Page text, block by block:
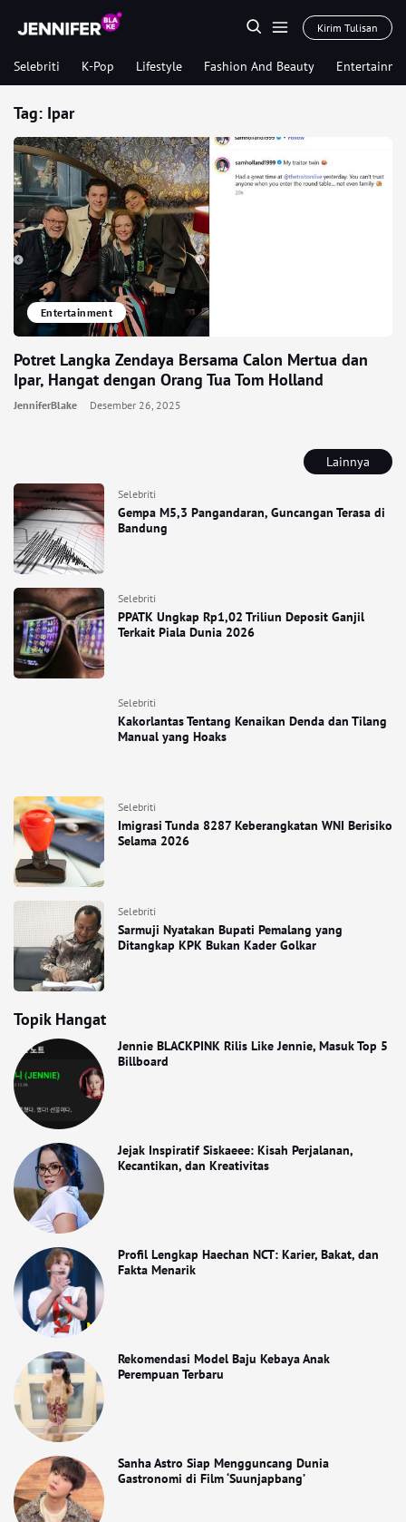
Kirim Tulisan
Selebriti K-Pop Lifestyle Fashion And Beauty
Lainnya
Selebriti
Gempa M5,3 Pangandaran, Guncangan Terasa di
Bandung
Selebriti
PPATK Ungkap Rp1,02 Triliun Deposit Ganjil
Terkait Piala Dunia 2026
Selebriti
Kakorlantas Tentang Kenaikan Denda dan Tilang
Manual yang Hoaks
Selebriti
Imigrasi Tunda 8287 Keberangkatan WNI Berisiko
Selama 2026
Selebriti
Sarmuji Nyatakan Bupati Pemalang yang
Ditangkap KPK Bukan Kader Golkar
Topik Hangat
Jennie BLACKPINK Rilis Like Jennie, Masuk Top 5
Billboard
Jejak Inspiratif Siskaeee: Kisah Perjalanan,
Kecantikan, dan Kreativitas
Profil Lengkap Haechan NCT: Karier, Bakat, dan
Fakta Menarik
Rekomendasi Model Baju Kebaya Anak
Perempuan Terbaru
Sanha Astro Siap Mengguncang Dunia
Gastronomi di Film ‘Suunjapbang’
Tag: Ipar
Entertainment
Potret Langka Zendaya Bersama Calon Mertua dan
Ipar, Hangat dengan Orang Tua Tom Holland
JenniferBlake Desember 26, 2025